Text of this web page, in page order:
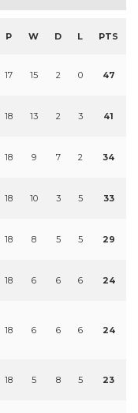
P W D L PTS
17 15 2 0 47
18 13 2 3 41
18 9 7 2 34
18 10 3 5 33
18 8 5 5 29
18 6 6 6 24
18 6 6 6 24
18 5 8 5 23